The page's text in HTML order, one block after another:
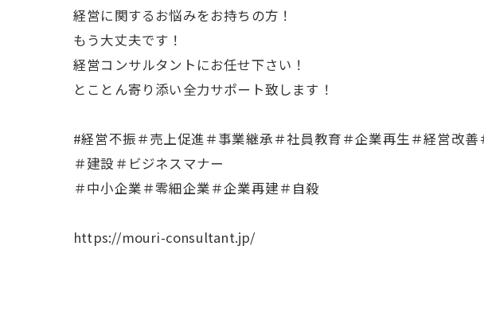
経営に関するお悩みをお持ちの方！
もう大丈夫です！
経営コンサルタントにお任せ下さい！
とことん寄り添い全力サポート致します！
#経営不振＃売上促進＃事業継承＃社員教育＃企業再生＃経営改
＃建設＃ビジネスマナー
＃中小企業＃零細企業＃企業再建＃自殺
https://mouri-consultant.jp/